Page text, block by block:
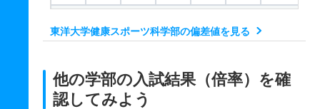
10人 6.20倍 12.60倍 80人 74人 12人 －
10人 4倍 4.70倍
東洋大学健康スポーツ科学部の偏差値を見る
他の学部の入試結果（倍率）を確
認してみよう